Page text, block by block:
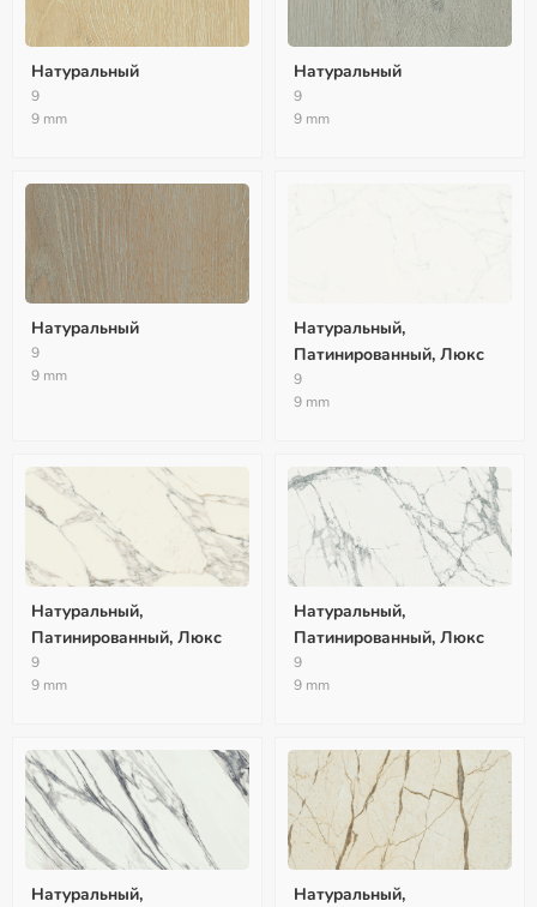
Натуральный
9
9 mm
Натуральный
9
9 mm
Натуральный
9
9 mm
Натуральный,
Патинированный, Люкс
9
9 mm
Натуральный,
Патинированный, Люкс
9
9 mm
Натуральный,
Патинированный, Люкс
9
9 mm
Натуральный,
Натуральный,